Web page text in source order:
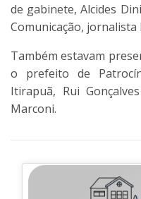
de gabinete, Alcides
Comunicação,
Também estavam
o prefeito de
Itirapuã, Rui
Marconi.